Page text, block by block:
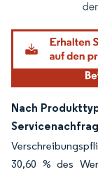
Nach
30,60 % des